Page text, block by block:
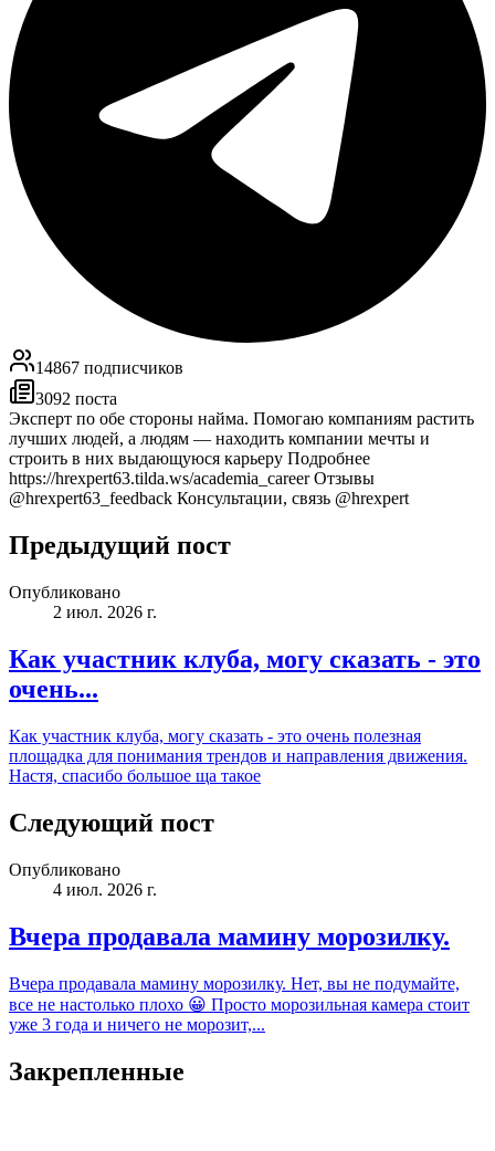
14867 подписчиков
3092 поста
Эксперт по обе стороны найма. Помогаю компаниям растить
лучших людей, а людям — находить компании мечты и
строить в них выдающуюся карьеру Подробнее
https://hrexpert63.tilda.ws/academia_career Отзывы
@hrexpert63_feedback Консультации, связь @hrexpert
Предыдущий пост
Опубликовано
2 июл. 2026 г.
Как участник клуба, могу сказать - это
очень...
Как участник клуба, могу сказать - это очень полезная
площадка для понимания трендов и направления движения.
Настя, спасибо большое ща такое
Следующий пост
Опубликовано
4 июл. 2026 г.
Вчера продавала мамину морозилку.
Вчера продавала мамину морозилку. Нет, вы не подумайте,
все не настолько плохо 😀 Просто морозильная камера стоит
уже 3 года и ничего не морозит,...
Закрепленные